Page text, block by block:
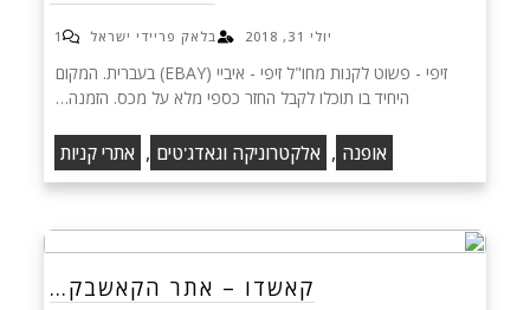
יולי 31, 2018 בלאק פריידי ישראל 1
זיפי - פשוט לקנות מחו"ל זיפי - איביי (EBAY) בעברית. המקום
היחיד בו תוכלו לקבל החזר כספי מלא על מכס. הזמנה…
אופנה , אלקטרוניקה וגאדג'טים , אתרי קניות
קאשדו – אתר הקאשבק…